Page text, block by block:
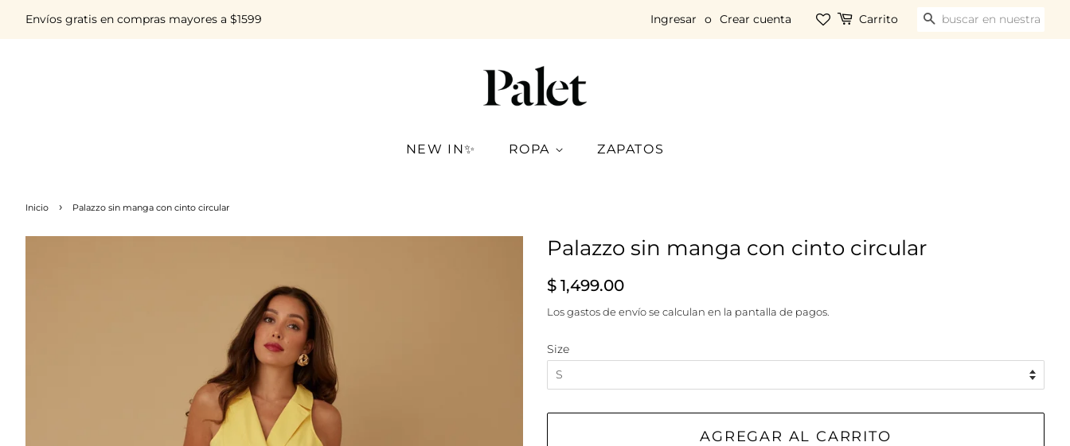
Envíos gratis en compras mayores a $1599 Ingresar o Crear cuenta Carrito BUSCAR
NEW IN✨ ROPA ZAPATOS
Inicio › Palazzo sin manga con cinto circular
Palazzo sin manga con cinto circular
Precio
$ 1,499.00
venta
Losgastos de envíose calculan en la pantalla de pagos.
Size
AGREGAR AL CARRITO